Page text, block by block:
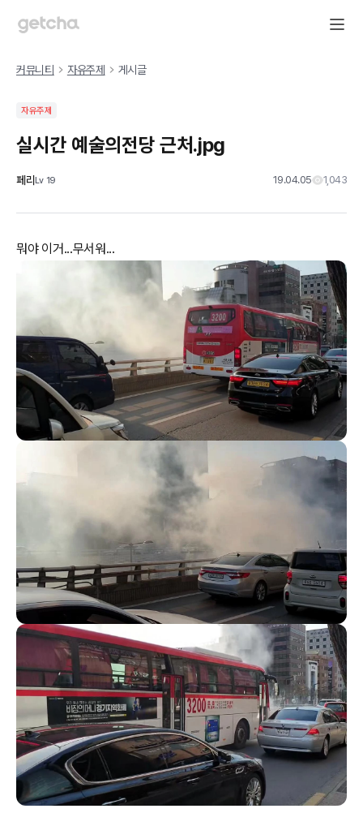
커뮤니티 자유주제 게시글
자유주제
실시간 예술의전당 근처.jpg
페리 Lv 19 19.04.05 1,043
뭐야 이거...무서워...